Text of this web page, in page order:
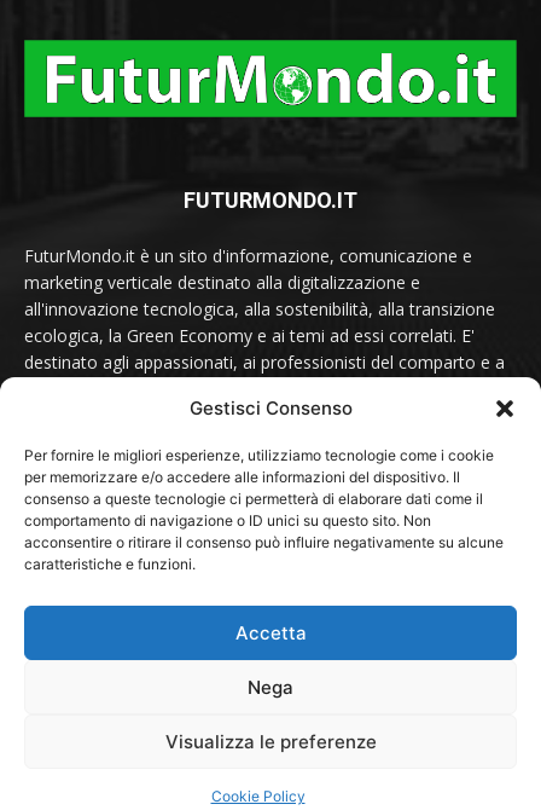
Gestisci Consenso
Per fornire le migliori esperienze, utilizziamo tecnologie come i cookie
per memorizzare e/o accedere alle informazioni del dispositivo. Il
consenso a queste tecnologie ci permetterà di elaborare dati come il
comportamento di navigazione o ID unici su questo sito. Non
acconsentire o ritirare il consenso può influire negativamente su alcune
caratteristiche e funzioni.
Accetta
Nega
Visualizza le preferenze
Cookie Policy
FUTURMONDO.IT
FuturMondo.it è un sito d'informazione, comunicazione e
marketing verticale destinato alla digitalizzazione e
all'innovazione tecnologica, alla sostenibilità, alla transizione
ecologica, la Green Economy e ai temi ad essi correlati. E'
destinato agli appassionati, ai professionisti del comparto e a
SEGUICI SU
© 2024 - FuturMondo.it
Associazioni e Fondazioni
PROTAGONISTI